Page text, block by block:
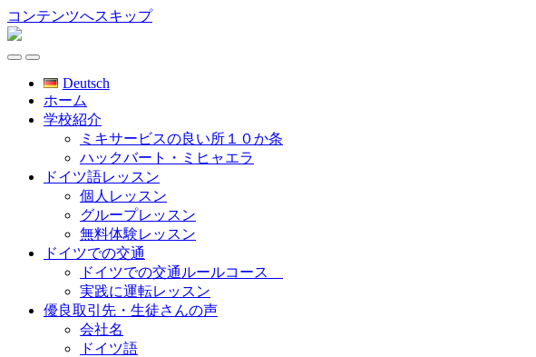
コンテンツへスキップ
ミ
キ
ー
Toggle
mobile
menu
Toggle
the
search
field
Deutsch
ホーム
学校紹介
ミキサービスの良い所１０か条
ハックバート・ミヒャエラ
ドイツ語レッスン
個人レッスン
グループレッスン
無料体験レッスン
ドイツでの交通
ドイツでの交通ルールコース
実践に運転レッスン
優良取引先・生徒さんの声
会社名
ドイツ語